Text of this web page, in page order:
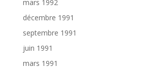
mars 1992
décembre 1991
septembre 1991
juin 1991
mars 1991